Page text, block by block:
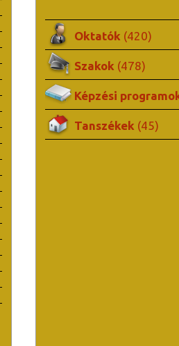
Oktatók (420)
Szakok (478)
Képzési
Tanszékek (45)